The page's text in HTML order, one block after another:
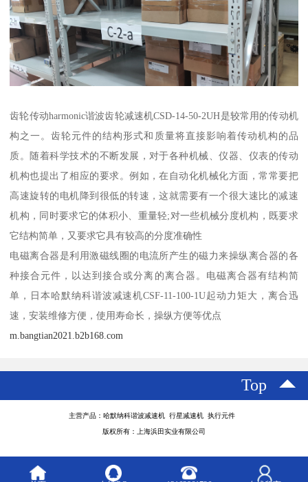
齿轮传动harmonic谐波齿轮减速机CSD-14-50-2UH是较常用的传动机
构之一。齿轮元件的结构形式和质量将直接影响着传动机构的品
质。随着科学技术的不断发展，对于各种机械、仪器、仪表的传动
机构也提出了相应的要求。例如，在自动化机械化方面，常常要把
高速旋转的电机降到很低的转速，这就需要有一个很大速比的减速
机构，同时要求它的体积小、重量轻;对一些机械分度机构，既要求
它结构简单，又要求它具有较高的分度准确性
电磁离合器是利用激磁线圈的电流所产生的磁力来操纵离合器的各
种接合元件，以达到接合或分离的离合器。电磁离合器有结构简
单，日本哈默纳科谐波减速机CSF-11-100-1U起动力矩大，离合迅
速，安装维修方便，使用寿命长，操纵方便等优点
m.bangtian2021.b2b168.com
Top
主营产品：哈默纳科谐波减速机 行星减速机 执行元件
版权所有：上海浜田实业有限公司